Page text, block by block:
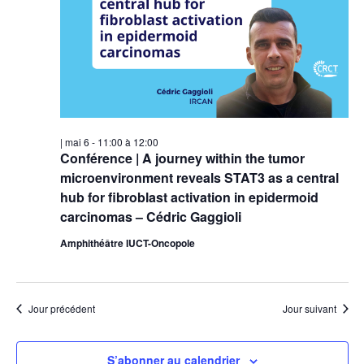
Conférence | A journey within the tumor
microenvironment reveals STAT3 as a central
hub for fibroblast activation in epidermoid
carcinomas – Cédric Gaggioli
| mai 6 - 11:00 à 12:00
Amphithéâtre IUCT-Oncopole
Jour précédent Jour suivant
S’abonner au calendrier